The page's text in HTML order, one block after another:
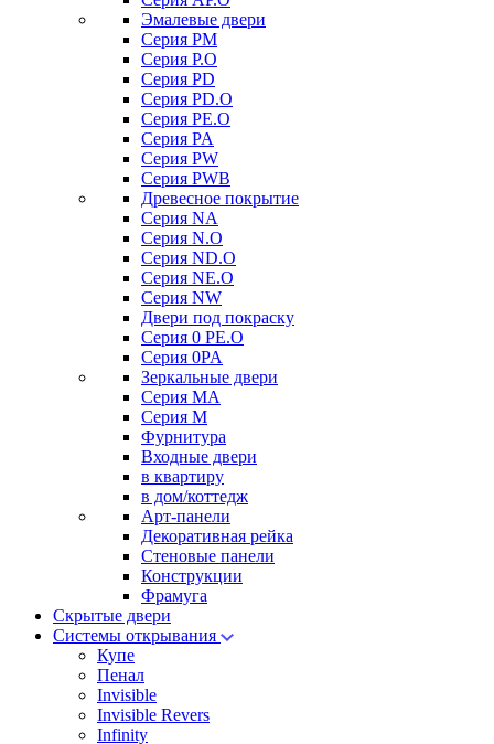
Эмалевые двери
Серия PM
Серия P.O
Серия PD
Серия PD.O
Серия PE.O
Серия PA
Серия PW
Серия PWB
Древесное покрытие
Серия NA
Серия N.O
Серия ND.O
Серия NE.O
Серия NW
Двери под покраску
Серия 0 PE.O
Серия 0PA
Зеркальные двери
Серия MA
Серия M
Фурнитура
Входные двери
в квартиру
в дом/коттедж
Арт-панели
Декоративная рейка
Стеновые панели
Конструкции
Фрамуга
Скрытые двери
Системы открывания
Купе
Пенал
Invisible
Invisible Revers
Infinity